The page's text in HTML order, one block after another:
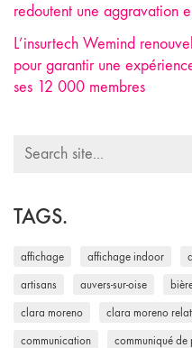
redoutent une aggravation
L’insurtech Wemind
pour garantir une
ses 12 000 membres
Search
TAGS.
affichage affichage indoor
artisans auvers-sur-oise
clara moreno clara moreno
communication communiqué de